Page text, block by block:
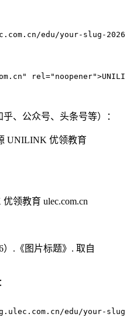
edu/your-slug-2026-
" rel=" noopener">
乎、公众号、头条号等）：
UNILINK 优领教育
领教育 ulec.com.cn
.《图片标题》. 取自
：
edu/your-slug-